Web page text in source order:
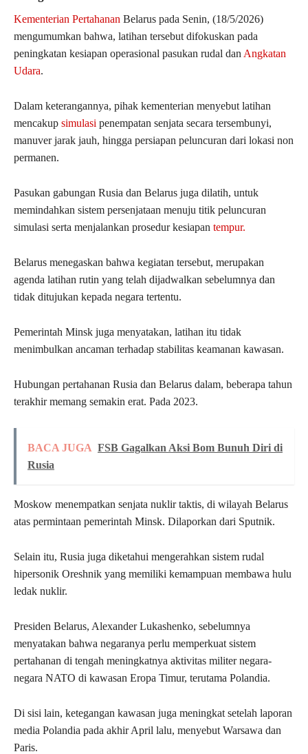
Kementerian Pertahanan Belarus pada Senin, (18/5/2026)
mengumumkan bahwa, latihan tersebut difokuskan pada
peningkatan kesiapan operasional pasukan rudal dan Angkatan
Udara.
Dalam keterangannya, pihak kementerian menyebut latihan
mencakup simulasi penempatan senjata secara tersembunyi,
manuver jarak jauh, hingga persiapan peluncuran dari lokasi non
permanen.
Pasukan gabungan Rusia dan Belarus juga dilatih, untuk
memindahkan sistem persenjataan menuju titik peluncuran
simulasi serta menjalankan prosedur kesiapan tempur.
Belarus menegaskan bahwa kegiatan tersebut, merupakan
agenda latihan rutin yang telah dijadwalkan sebelumnya dan
tidak ditujukan kepada negara tertentu.
Pemerintah Minsk juga menyatakan, latihan itu tidak
menimbulkan ancaman terhadap stabilitas keamanan kawasan.
Hubungan pertahanan Rusia dan Belarus dalam, beberapa tahun
terakhir memang semakin erat. Pada 2023.
BACA JUGA FSB Gagalkan Aksi Bom Bunuh Diri di
Rusia
Moskow menempatkan senjata nuklir taktis, di wilayah Belarus
atas permintaan pemerintah Minsk. Dilaporkan dari Sputnik.
Selain itu, Rusia juga diketahui mengerahkan sistem rudal
hipersonik Oreshnik yang memiliki kemampuan membawa hulu
ledak nuklir.
Presiden Belarus, Alexander Lukashenko, sebelumnya
menyatakan bahwa negaranya perlu memperkuat sistem
pertahanan di tengah meningkatnya aktivitas militer negara-
negara NATO di kawasan Eropa Timur, terutama Polandia.
Di sisi lain, ketegangan kawasan juga meningkat setelah laporan
media Polandia pada akhir April lalu, menyebut Warsawa dan
Paris.